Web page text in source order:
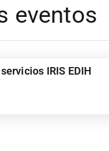
eventos
IRIS EDIH